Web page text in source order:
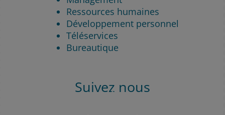
Ressources humaines
Développement personnel
Téléservices
Bureautique
Suivez nous